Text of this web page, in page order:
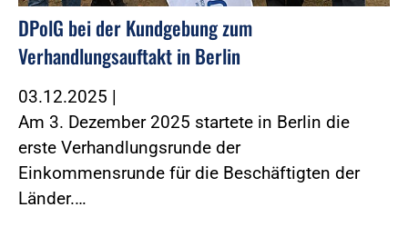
DPolG bei der Kundgebung zum
Verhandlungsauftakt in Berlin
03.12.2025 |
Am 3. Dezember 2025 startete in Berlin die
erste Verhandlungsrunde der
Einkommensrunde für die Beschäftigten der
Länder.…